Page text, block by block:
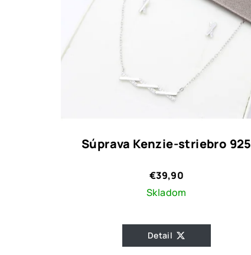
Súprava Kenzie-striebro 925
€39,90
Skladom
Detail